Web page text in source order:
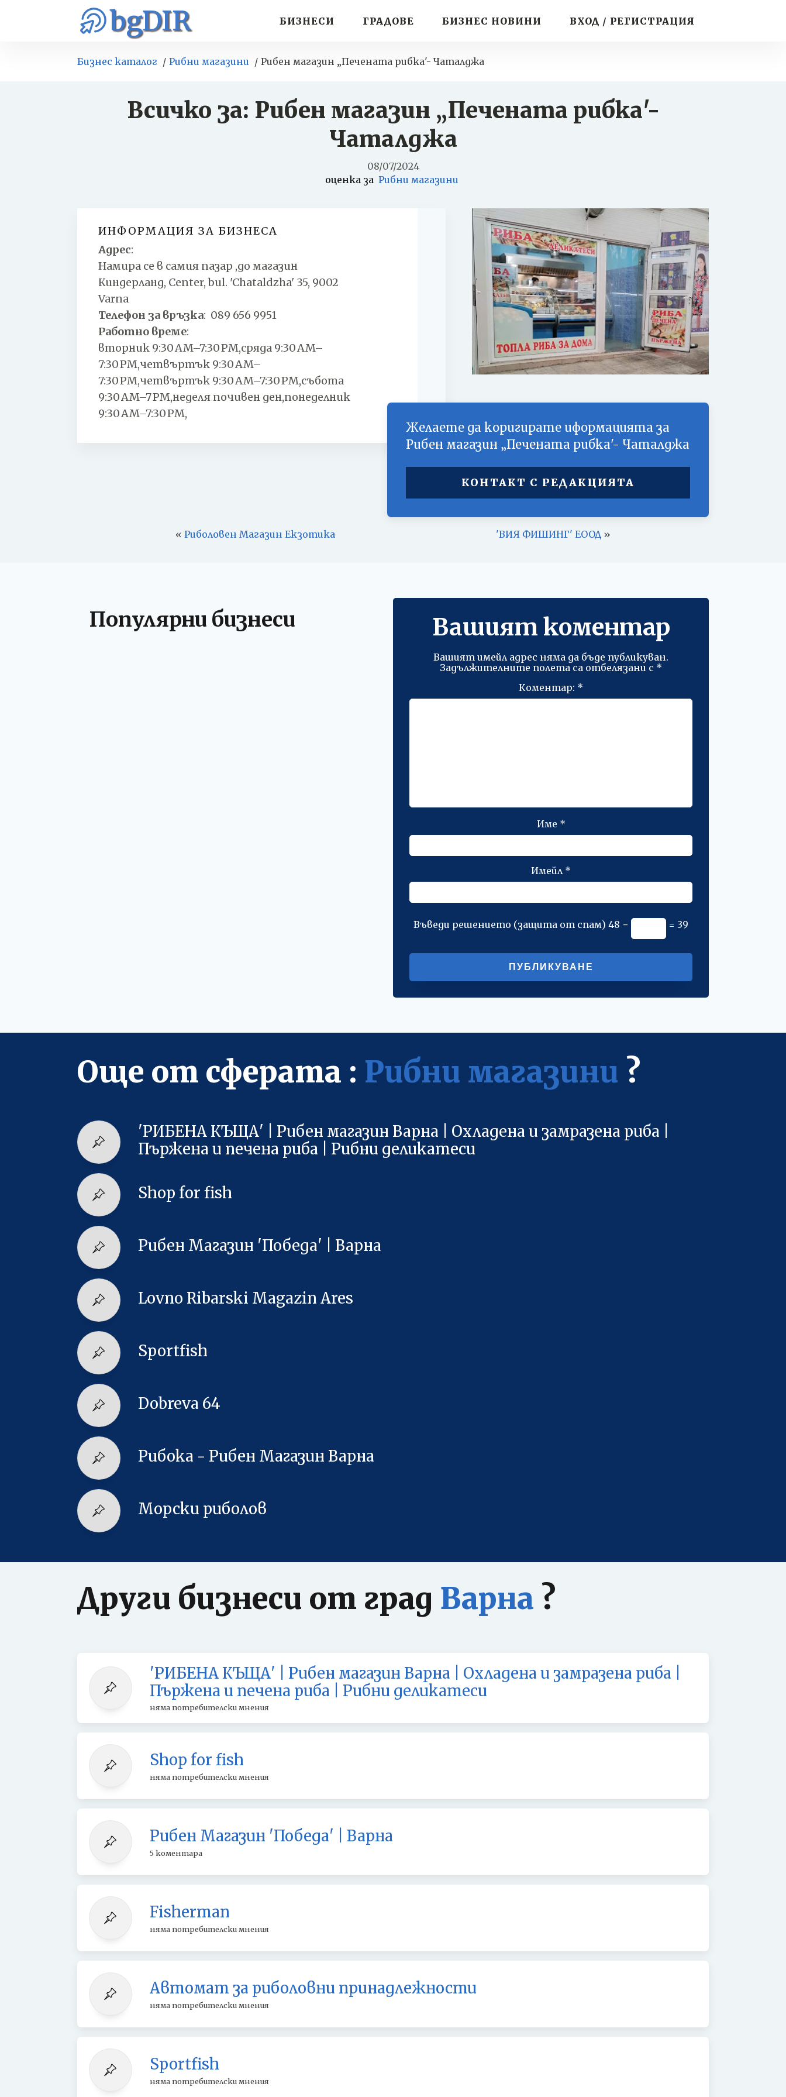
bgDIR БИЗНЕСИ ГРАДОВЕ БИЗНЕС НОВИНИ ВХОД / РЕГИСТРАЦИЯ
Бизнес каталог Рибни магазини Рибен магазин „Печената рибка'- Чаталджа
Всичко за: Рибен магазин „Печената рибка'-
Чаталджа
08/07/2024
оценка за Рибни магазини
ИНФОРМАЦИЯ ЗА БИЗНЕСА
Адрес:
Намира се в самия пазар ,до магазин
Киндерланд, Center, bul. 'Chataldzha' 35, 9002
Varna
Телефон за връзка: 089 656 9951
Работно време:
вторник 9:30 AM–7:30 PM,сряда 9:30 AM–
7:30 PM,четвъртък 9:30 AM–
7:30 PM,четвъртък 9:30 AM–7:30 PM,събота
9:30 AM–7 PM,неделя почивен ден,понеделник
9:30 AM–7:30 PM,
Желаете да коригирате иформацията за
Рибен магазин „Печената рибка'- Чаталджа
КОНТАКТ С РЕДАКЦИЯТА
« Риболовен Магазин Екзотика 'ВИЯ ФИШИНГ' ЕООД »
Популярни бизнеси Вашият коментар
Вашият имейл адрес няма да бъде публикуван.
Задължителните полета са отбелязани с *
Коментар: *
Име *
Имейл *
Въведи решението (защита от спам) 48 − = 39
Alternative:
Още от сферата : Рибни магазини ?
'РИБЕНА КЪЩА' | Рибен магазин Варна | Охладена и замразена риба |
Пържена и печена риба | Рибни деликатеси
Shop for fish
Рибен Магазин 'Победа' | Варна
Lovno Ribarski Magazin Ares
Sportfish
Dobreva 64
Рибока - Рибен Магазин Варна
Морски риболов
Други бизнеси от град Варна ?
'РИБЕНА КЪЩА' | Рибен магазин Варна | Охладена и замразена риба |
Пържена и печена риба | Рибни деликатеси
няма потребителски мнения
Shop for fish
няма потребителски мнения
Рибен Магазин 'Победа' | Варна
5 коментара
Fisherman
няма потребителски мнения
Автомат за риболовни принадлежности
няма потребителски мнения
Sportfish
няма потребителски мнения